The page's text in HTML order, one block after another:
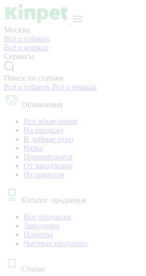
Москва
Всё о собаках
Всё о кошках
Сервисы
Поиск по статьям
Всё о собаках Всё о кошках
Объявления
Все объявления
На продажу
В добрые руки
Вязка
Потерявшиеся
От заводчиков
Из приютов
Каталог продавцов
Все продавцы
Заводчики
Приюты
Частные продавцы
Статьи